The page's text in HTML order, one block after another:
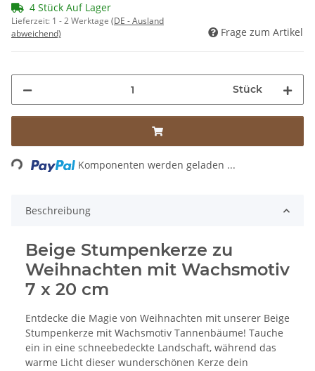
4 Stück Auf Lager
Lieferzeit: 1 - 2 Werktage (DE - Ausland
abweichend)
Frage zum Artikel
Stück
Komponenten werden geladen ...
Beschreibung
Beige Stumpenkerze zu
Weihnachten mit Wachsmotiv
7 x 20 cm
Entdecke die Magie von Weihnachten mit unserer Beige
Stumpenkerze mit Wachsmotiv Tannenbäume! Tauche
ein in eine schneebedeckte Landschaft, während das
warme Licht dieser wunderschönen Kerze dein